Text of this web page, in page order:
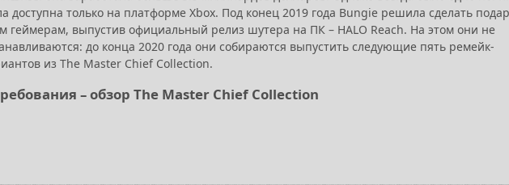
доступна только на платформе Xbox. Под конец 2019 года Bungie решила сделать
геймерам, выпустив официальный релиз шутера на ПК – HALO Reach. На этом они не
до конца 2020 года они собираются выпустить следующие пять ремейк-
из The Master Chief Collection.
– обзор The Master Chief Collection